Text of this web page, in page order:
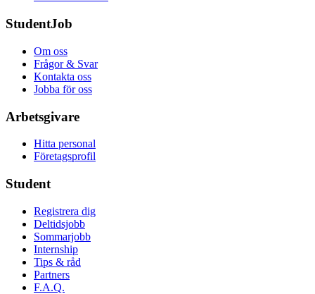
StudentJob
Om oss
Frågor & Svar
Kontakta oss
Jobba för oss
Arbetsgivare
Hitta personal
Företagsprofil
Student
Registrera dig
Deltidsjobb
Sommarjobb
Internship
Tips & råd
Partners
F.A.Q.